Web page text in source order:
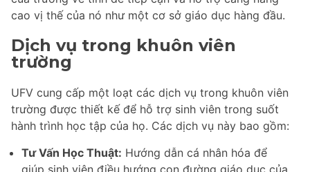
cao vị thế của nó như một cơ sở giáo dục hàng đầu.
Dịch vụ trong khuôn viên
trường
UFV cung cấp một loạt các dịch vụ trong khuôn viên
trường được thiết kế để hỗ trợ sinh viên trong suốt
hành trình học tập của họ. Các dịch vụ này bao gồm:
Tư Vấn Học Thuật: Hướng dẫn cá nhân hóa để
giúp sinh viên điều hướng con đường giáo dục của